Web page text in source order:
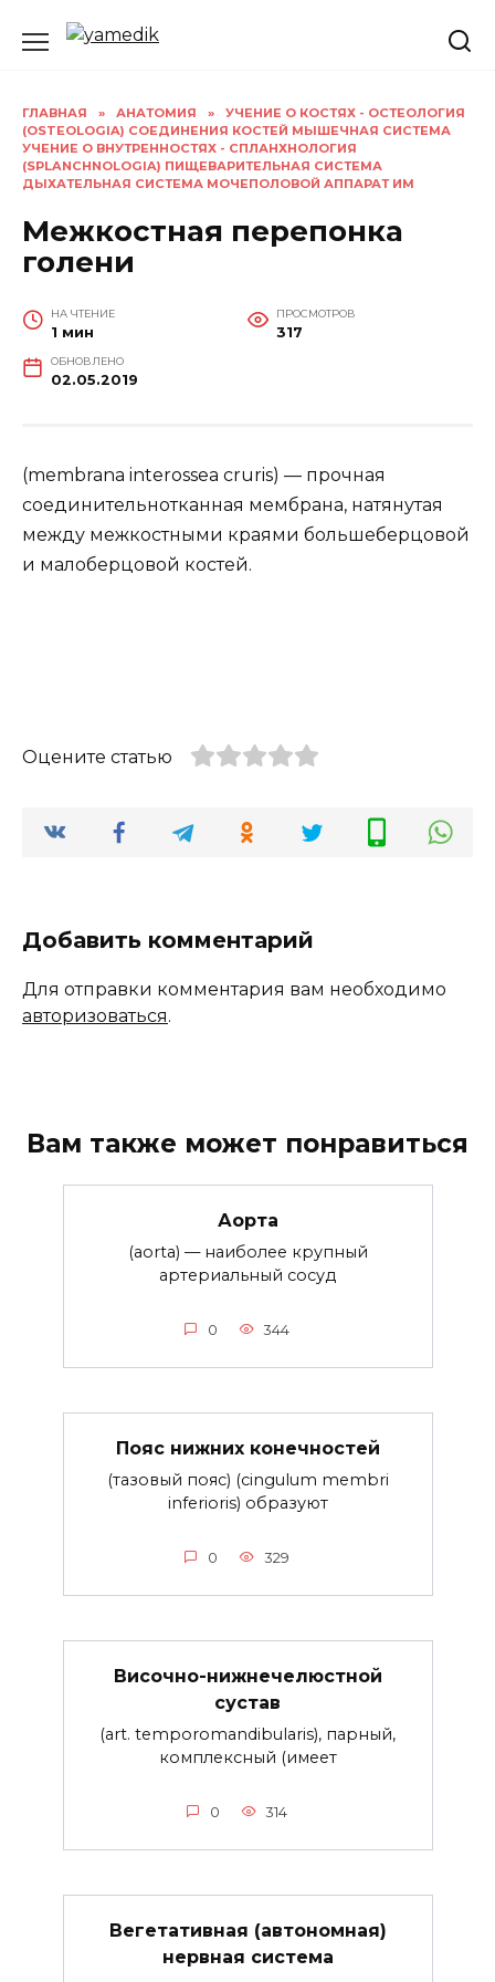
ГЛАВНАЯ » АНАТОМИЯ »
УЧЕНИЕ О КОСТЯХ - ОСТЕОЛОГИЯ
(OSTEOLOGIA) СОЕДИНЕНИЯ КОСТЕЙ МЫШЕЧНАЯ СИСТЕМА
УЧЕНИЕ О ВНУТРЕННОСТЯХ - СПЛАНХНОЛОГИЯ
(SPLANCHNOLOGIA) ПИЩЕВАРИТЕЛЬНАЯ СИСТЕМА
ДЫХАТЕЛЬНАЯ СИСТЕМА МОЧЕПОЛОВОЙ АППАРАТ ИМ
Межкостная перепонка
голени
НА ЧТЕНИЕ
1 мин
ПРОСМОТРОВ
317
ОБНОВЛЕНО
02.05.2019
(membrana interossea cruris) — прочная
соединительнотканная мембрана, натянутая
между межкостными краями большеберцовой
и малоберцовой костей.
Оцените статью
Добавить комментарий
Для отправки комментария вам необходимо
авторизоваться.
Вам также может понравиться
Аорта
(aorta) — наиболее крупный
артериальный сосуд
0 344
Пояс нижних конечностей
(тазовый пояс) (cingulum membri
inferioris) образуют
0 329
Височно-нижнечелюстной
сустав
(art. temporomandibularis), парный,
комплексный (имеет
0 314
Вегетативная (автономная)
нервная система